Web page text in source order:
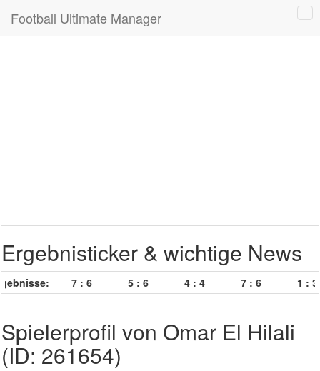
Football Ultimate Manager
Ergebnisticker & wichtige News
7 : 6 5 : 6 4 : 4 7 : 6 1 : 3
Spielerprofil von Omar El Hilali
(ID: 261654)